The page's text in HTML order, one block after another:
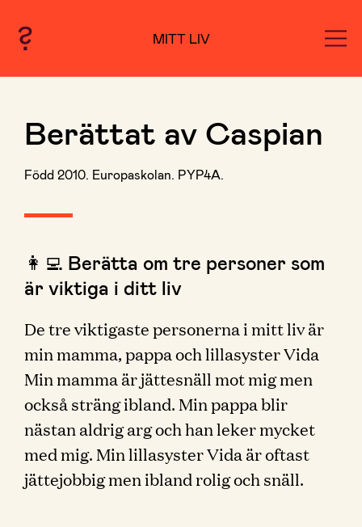
MITT LIV
Berättat av Caspian
Född 2010. Europaskolan. PYP4A.
👩‍💻 Berätta om tre personer som
är viktiga i ditt liv
De tre viktigaste personerna i mitt liv är
min mamma, pappa och lillasyster Vida
Min mamma är jättesnäll mot mig men
också sträng ibland. Min pappa blir
nästan aldrig arg och han leker mycket
med mig. Min lillasyster Vida är oftast
jättejobbig men ibland rolig och snäll.